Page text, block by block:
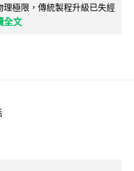
極限，傳統製程升級已失經
全文